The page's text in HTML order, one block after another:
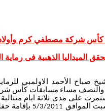
كأس شركة مصطفي كرم
الميداليا الذهبية فى
الأحمد الاولمبي
والنصف مساء مسابقات
على مدى ثلاثة ايام
الموافق 3 /3/2011 حتى